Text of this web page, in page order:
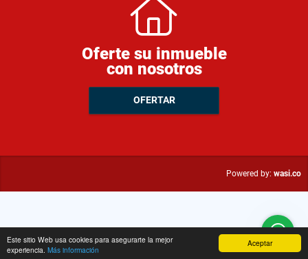
Aceptar
Este sitio Web usa cookies para asegurarte la mejor
experiencia. Más información
Oferte su inmueble
con nosotros
OFERTAR
Powered by: wasi.co